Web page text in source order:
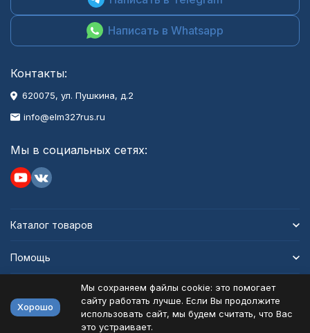
Написать в Whatsapp
Контакты:
620075, ул. Пушкина, д.2
info@elm327rus.ru
Мы в социальных сетях:
Каталог товаров
Помощь
Хорошо
Мы сохраняем файлы cookie: это помогает
сайту работать лучше. Если Вы продолжите
использовать сайт, мы будем считать, что Вас
это устраивает.